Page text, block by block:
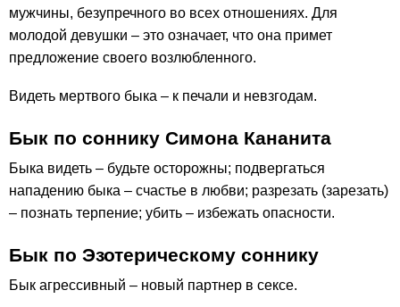
мужчины, безупречного во всех отношениях. Для
молодой девушки – это означает, что она примет
предложение своего возлюбленного.
Видеть мертвого быка – к печали и невзгодам.
Бык по соннику Симона Кананита
Быка видеть – будьте осторожны; подвергаться
нападению быка – счастье в любви; разрезать (зарезать)
– познать терпение; убить – избежать опасности.
Бык по Эзотерическому соннику
Бык агрессивный – новый партнер в сексе.